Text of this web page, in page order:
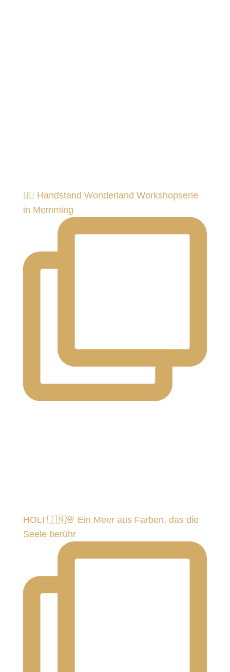
🤸‍♂️ Handstand Wonderland Workshopserie
in Memming
HOLI 🇮🇳🌸 Ein Meer aus Farben, das die
Seele berühr